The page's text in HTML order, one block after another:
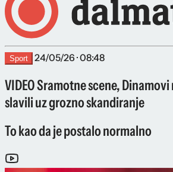
Sport 24/05/26 · 08:48
VIDEO Sramotne scene,
slavili uz grozno skandiranje
To kao da je postalo normalno